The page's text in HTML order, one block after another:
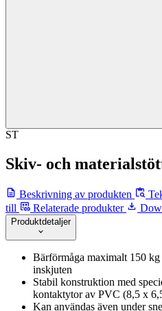
ST
Skiv- och
Beskrivning av produkten
till
Relaterade produkter
Produktdetaljer
Bärförmåga maximalt 150 kg
inskjuten
Stabil konstruktion med
kontaktytor av PVC (8,5 x
Kan användas även under